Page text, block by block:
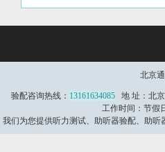
北京
验配咨询热线： 13161634085 地 址：北
工作时间：节假
我们为您提供听力测试、助听器验配、助